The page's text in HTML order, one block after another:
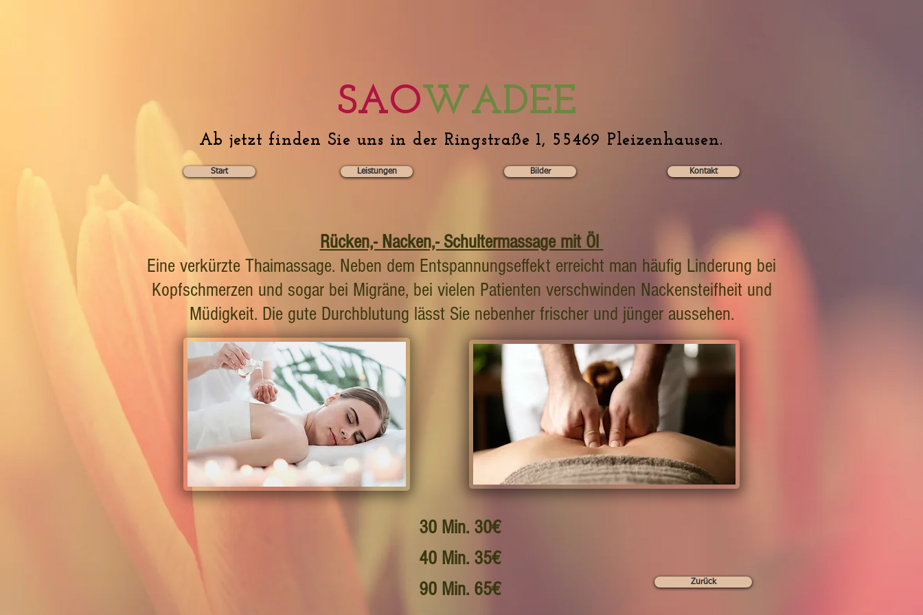
SAOWADEE
Ab jetzt finden Sie uns in der Ringstraße 1, 55469 Pleizenhausen.
Start Leistungen Bilder Kontakt
Rücken,- Nacken,- Schultermassage mit Öl
Eine verkürzte Thaimassage. Neben dem Entspannungseffekt erreicht man häufig Linderung bei
Kopfschmerzen und sogar bei Migräne, bei vielen Patienten verschwinden Nackensteifheit und
Müdigkeit. Die gute Durchblutung lässt Sie nebenher frischer und jünger aussehen.
Zurück
30 Min. 30€
40 Min. 35€
90 Min. 65€